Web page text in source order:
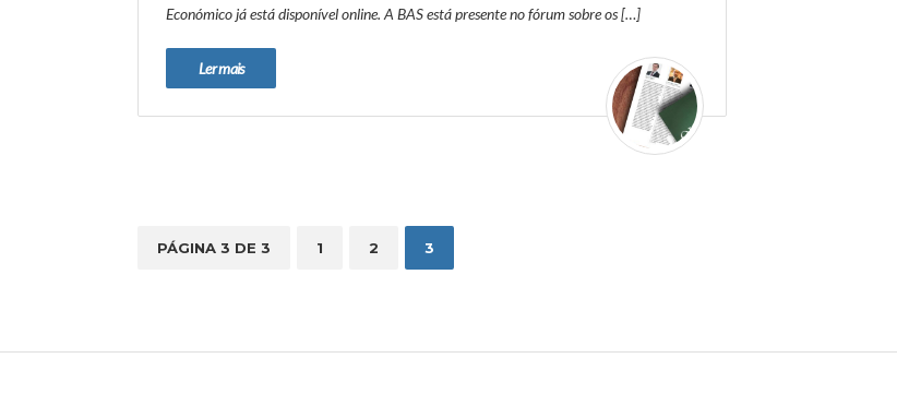
Económico já está disponível online. A BAS está presente no fórum sobre os […]
Ler mais
PÁGINA 3 DE 3 1 2 3